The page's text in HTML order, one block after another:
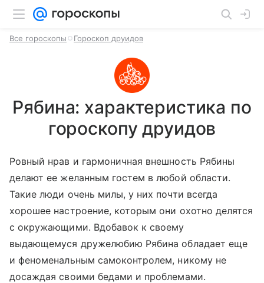
Все гороскопы Гороскоп друидов
Рябина: характеристика по
гороскопу друидов
Ровный нрав и гармоничная внешность Рябины
делают ее желанным гостем в любой области.
Такие люди очень милы, у них почти всегда
хорошее настроение, которым они охотно делятся
с окружающими. Вдобавок к своему
выдающемуся дружелюбию Рябина обладает еще
и феноменальным самоконтролем, никому не
досаждая своими бедами и проблемами.